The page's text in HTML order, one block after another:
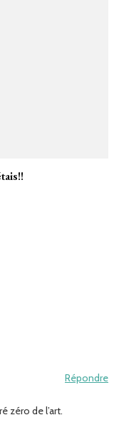
Répondre
zéro de l’art.